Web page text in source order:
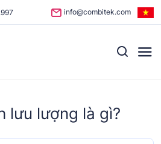
info@combitek.com
lưu lượng là gì?